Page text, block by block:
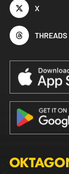
X
THREADS